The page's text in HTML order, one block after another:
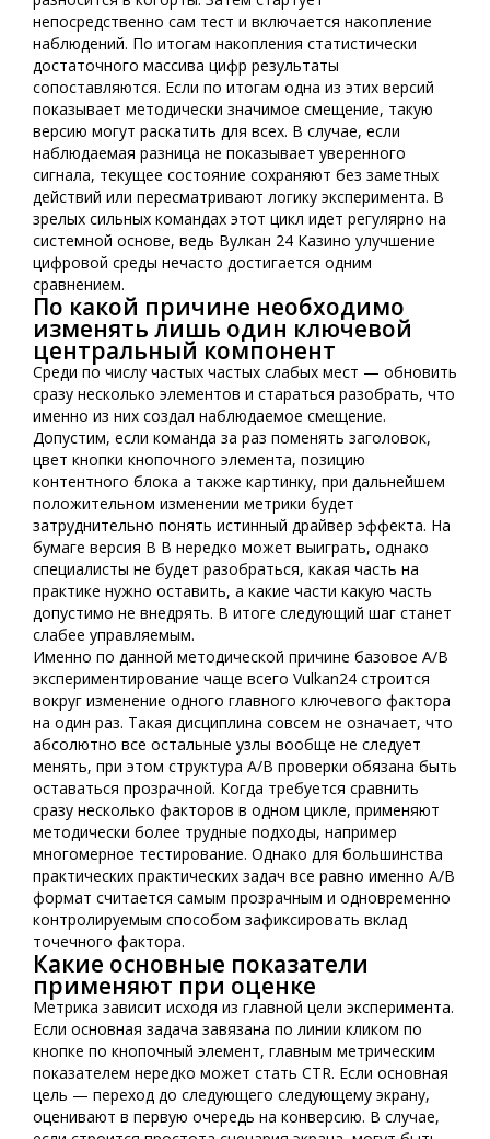
непосредственно сам тест и включается накопление
наблюдений. По итогам накопления статистически
достаточного массива цифр результаты
сопоставляются. Если по итогам одна из этих версий
показывает методически значимое смещение, такую
версию могут раскатить для всех. В случае, если
наблюдаемая разница не показывает уверенного
сигнала, текущее состояние сохраняют без заметных
действий или пересматривают логику эксперимента. В
зрелых сильных командах этот цикл идет регулярно на
системной основе, ведь Вулкан 24 Казино улучшение
цифровой среды нечасто достигается одним
сравнением.
По какой причине необходимо
изменять лишь один ключевой
центральный компонент
Среди по числу частых частых слабых мест — обновить
сразу несколько элементов и стараться разобрать, что
именно из них создал наблюдаемое смещение.
Допустим, если команда за раз поменять заголовок,
цвет кнопки кнопочного элемента, позицию
контентного блока а также картинку, при дальнейшем
положительном изменении метрики будет
затруднительно понять истинный драйвер эффекта. На
бумаге версия B B нередко может выиграть, однако
специалисты не будет разобраться, какая часть на
практике нужно оставить, а какие части какую часть
допустимо не внедрять. В итоге следующий шаг станет
слабее управляемым.
Именно по данной методической причине базовое A/B
экспериментирование чаще всего Vulkan24 строится
вокруг изменение одного главного ключевого фактора
на один раз. Такая дисциплина совсем не означает, что
абсолютно все остальные узлы вообще не следует
менять, при этом структура A/B проверки обязана быть
оставаться прозрачной. Когда требуется сравнить
сразу несколько факторов в одном цикле, применяют
методически более трудные подходы, например
многомерное тестирование. Однако для большинства
практических практических задач все равно именно A/B
формат считается самым прозрачным и одновременно
контролируемым способом зафиксировать вклад
точечного фактора.
Какие основные показатели
применяют при оценке
Метрика зависит исходя из главной цели эксперимента.
Если основная задача завязана по линии кликом по
кнопке по кнопочный элемент, главным метрическим
показателем нередко может стать CTR. Если основная
цель — переход до следующего следующему экрану,
оценивают в первую очередь на конверсию. В случае,